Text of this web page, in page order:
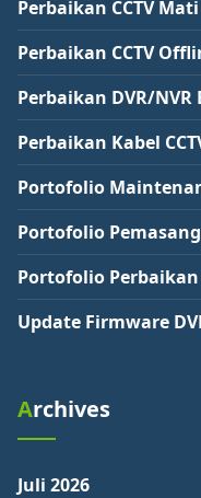
Perbaikan CCTV
Perbaikan CCTV
Perbaikan DVR/NVR
Perbaikan Kabel
Portofolio
Portofolio
Portofolio Perbaikan
Update Firmware
Archives
Juli 2026